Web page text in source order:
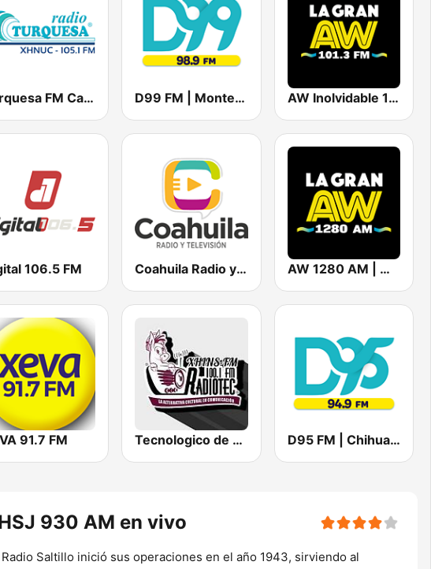
Turquesa FM Cancún D99 FM | Monterrey AW Inolvidable 101.3 FM | Monterrey
106.5 FM Coahuila Radio y Televisión AW 1280 AM | Monterrey
91.7 FM Tecnologico de Saltillo 100.1 FM D95 FM | Chihuahua
930 AM en vivo
Radio Saltillo inició sus operaciones en el año 1943, sirviendo al